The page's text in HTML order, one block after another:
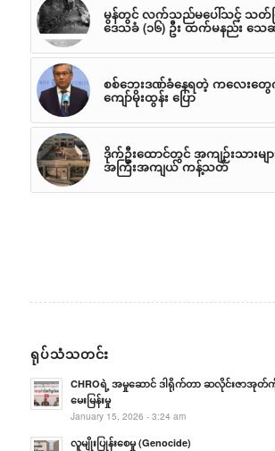
မွန်တွင် လက်သည်မပေါ်သင့် သတ်ဖ
ဒေသခံ (၁၆) ဦး ထက်မနည်း သေ
စစ်ဘေးဒဏ်ခံနေရတဲ့ ကလေးတွ
ကျော်မိုးထွန်း ပြော
ဒိုက်ဦးထောင်တွင် အကျဉ်းသားမျ
အကြီးအကျယ် ကန့်သတ်
ရုပ်သံသတင်း
CHROရဲ့ အမှုဆောင် ဒါရိုက်တာ ဆလိုင်းဇာအု
မေးမြန်းမှု
January 15, 2026 - 3:24 am
လူမျိုးပြုန်းစေမှု (Genocide)